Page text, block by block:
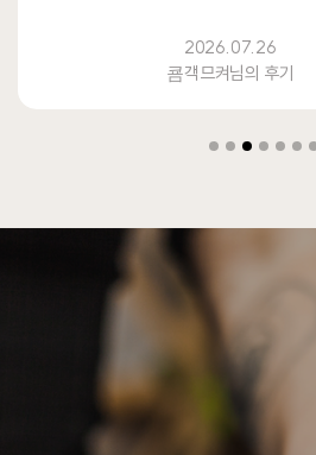
2026.07.26
쿔객므켜님의 후기